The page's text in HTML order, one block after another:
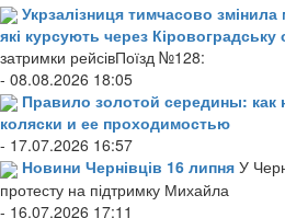
Укрзалізниця тимчасово
які курсують через Кіровоградську
затримки рейсівПоїзд №128:
- 08.08.2026 18:05
Правило золотой середины: как
коляски и ее проходимостью
- 17.07.2026 16:57
Новини Чернівців 16 липня У
протесту на підтримку Михайла
- 16.07.2026 17:11